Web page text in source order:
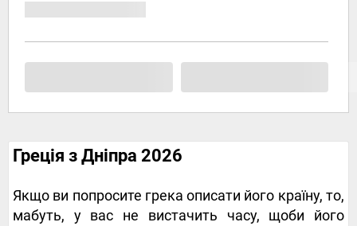
Греція з Дніпра 2026
Якщо ви попросите грека описати його країну, то,
мабуть, у вас не вистачить часу, щоби його